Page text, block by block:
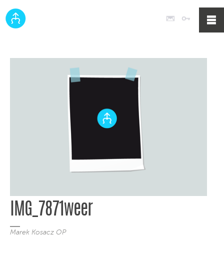
Poczta
IMG_7871weer
Marek Kosacz OP